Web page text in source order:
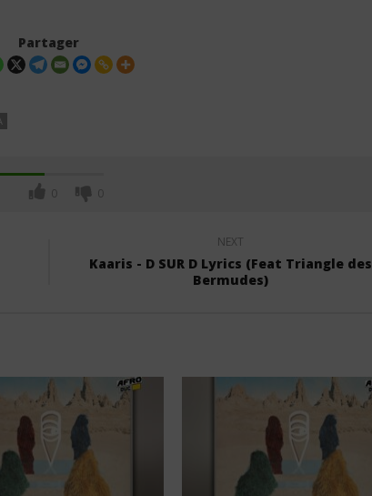
Partager
0 0
NEXT
Kaaris - D SUR D Lyrics (Feat Triangle des
Bermudes)